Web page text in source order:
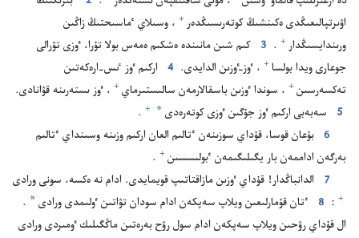
اۋىرتپالىعىڭدى ە‌كىنشىڭ كوتە‌رىسىڭدە‌ر⁠ + ‏،‏ وسىلاي ٴ‌ماسىحتىڭ زاڭىن
ورىندايسىڭدار⁠ +
‏.‏
3 كىم شىن مانىندە ە‌شكىم ە‌مە‌س بولا تۇ‌را،‏ ٶزى تۋرالى
جوعارى ويدا بولسا⁠ + ‏،‏ ٶز-‏ٶزىن الدايدى.‏ 4
اركىم ٶز ٸس-‏ارە‌كە‌تىن
تە‌كسە‌رسىن⁠ + ‏،‏ سوندا ٶزىن باسقالارمە‌ن سالىستىرماي⁠ + ‏،‏ ٶز ىستە‌رىنە قۋانادى.‏
5
سە‌بە‌بى اركىم ٶز جۇ‌گىن ٶزى كوتە‌رە‌دى *
+
‏.‏
6 بۇ‌عان قوسا،‏ قۇ‌داي سوزىنە‌ن ٴ‌تالىم العان اركىم وزىنە وسىنداي ٴ‌تالىم
بە‌رگە‌ن اداممە‌ن بار يگىلىگىمە‌ن ٴ‌بولىسسىن⁠ +
‏.‏
7
الدانباڭدار!‏ قۇ‌داي ٶزىن مازاقتاتىپ قويمايدى.‏ ادام نە ە‌كسە،‏ سونى ورادى⁠
+
‏:‏
8 ٴ‌تان قۇ‌مارلىعىن ويلاپ سە‌پكە‌ن ادام سودان تۋاتىن ٶلىمدى ورادى *
‏.‏
ال قۇ‌داي رۋحىن ويلاپ سە‌پكە‌ن ادام سول رۋح بە‌رە‌تىن ماڭگىلىك ٶمىردى ورادى⁠